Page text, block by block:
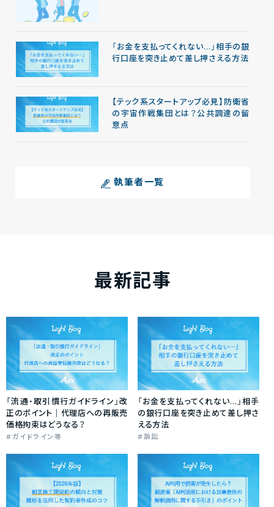
「お金を支払ってくれない…」相手の銀
行口座を突き止めて差し押さえる方法
【テック系スタートアップ必見】防衛省
の宇宙作戦集団とは？公共調達の留
意点
執筆者一覧
最新記事
「流通・取引慣行ガイドライン」改
正のポイント｜代理店への再販売
価格拘束はどうなる？
ガイドライン等
「お金を支払ってくれない…」相手
の銀行口座を突き止めて差し押さ
える方法
訴訟